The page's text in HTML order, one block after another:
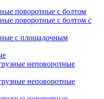
поворотные с болтом
поворотные с болтом с
с площадочным
неповоротные
неповоротные